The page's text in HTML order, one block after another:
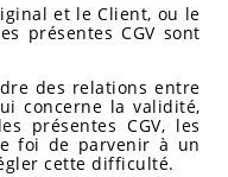
et le Client, ou le
présentes CGV sont
des relations entre
concerne la validité,
présentes CGV, les
foi de parvenir à un
cette difficulté.